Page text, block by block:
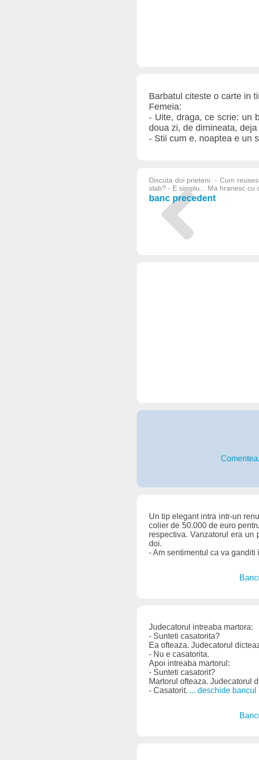
Barbatul citeste o carte in
Femeia:
- Uite, draga, ce scrie: un
doua zi, de dimineata,
- Stii cum e, noaptea e un
Discuta doi prieteni: - Cum
slab? - E simplu... Ma hranesc cu
banc precedent
Un tip elegant intra intr-un
colier de 50.000 de euro
respectiva. Vanzatorul era
doi.
- Am sentimentul ca va
Judecatorul intreaba martora:
- Sunteti casatorita?
Ea ofteaza. Judecatorul
- Nu e casatorita.
Apoi intreaba martorul:
- Sunteti casatorit?
Martorul ofteaza. Judecatorul
- Casatorit. ... deschide bancul